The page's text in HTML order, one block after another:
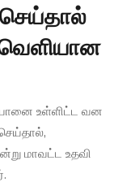
யானை உள்ளிட்ட வன
மாவட்ட உதவி